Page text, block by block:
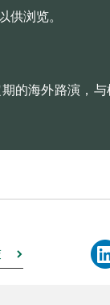
供浏览。
的海外路演，与